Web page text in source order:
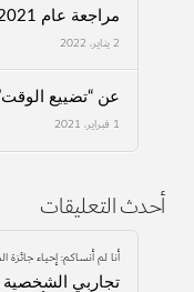
مراجعة عام 2021
2 يناير، 2022
عن “تضييع
1 فبراير، 2021
أحدث التعليقات
أنا لم أنساكم: إحياء جائزة المحبوب (38) -